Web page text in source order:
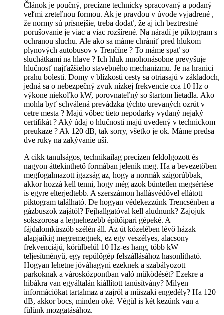
Článok je poučný, precízne technicky spracovaný a podaný
veľmi zreteľnou formou. Ak je pravdou v úvode vyjadrené ,
že normy sú prísnejšie, treba dodať, že aj ich beztrestné
porušovanie je viac a viac rozšírené. Na náradí je piktogram s
ochranou sluchu. Ale ako sa máme chrániť pred hlukom
plynových autobusov v Trenčíne ? To máme spať so
sluchátkami na hlave ? Ich hluk mnohonásobne prevyšuje
hlučnosť najťažšieho stavebného mechanizmu. Je na hranici
prahu bolesti. Domy v blízkosti cesty sa otriasajú v základoch,
jedná sa o nebezpečný zvuk nízkej frekvencie cca 10 Hz o
výkone niekoľko kW, porovnateľný so štartom lietadla. Ako
mohla byť schválená prevádzka týchto urevaných ozrút v
cetre mesta ? Majú vôbec tieto nepodarky vydaný nejaký
certifikát ? Aký údaj o hlučnosti majú uvedený v technickom
preukaze ? Ak 120 dB, tak sorry, všetko je ok. Máme predsa
dve ruky na zakývanie uší.
A cikk tanulságos, technikailag precízen feldolgozott és
nagyon áttekinthető formában jelenik meg. Ha a bevezetőben
megfogalmazott igazság az, hogy a normák szigorúbbak,
akkor hozzá kell tenni, hogy még azok büntetlen megsértése
is egyre elterjedtebb. A szerszámon hallásvédővel ellátott
piktogram található. De hogyan védekezzünk Trencsénben a
gázbuszok zajától? Fejhallgatóval kell aludnunk? Zajojuk
sokszorosa a legnehezebb építőipari gépeké. A
fájdalomküszöb szélén áll. Az út közelében lévő házak
alapjaikig megremegnek, ez egy veszélyes, alacsony
frekvenciájú, körülbelül 10 Hz-es hang, több kW
teljesítményű, egy repülőgép felszállásához hasonlítható.
Hogyan lehetne jóváhagyni ezeknek a szabályozott
parkoknak a városközpontban való működését? Ezekre a
hibákra van egyáltalán kiállított tanúsítvány? Milyen
információkat tartalmaz a zajról a műszaki engedély? Ha 120
dB, akkor bocs, minden oké. Végül is két kezünk van a
fülünk mozgatásához.